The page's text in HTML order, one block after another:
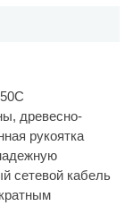
древесно-
рукоятка
сетевой кабель